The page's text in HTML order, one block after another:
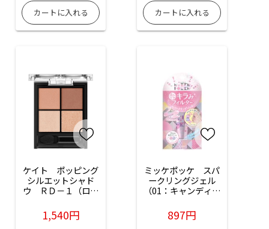
ケイト　ポッピング
シルエットシャド
ウ　ＲＤ－１（ロー
入
1,540円
ミッケポッケ　スパ
ークリングジェル
（01：キャンディピ
897円